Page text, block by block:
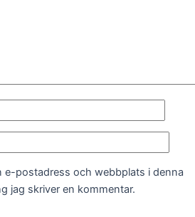
e-postadress och webbplats i denna
jag skriver en kommentar.